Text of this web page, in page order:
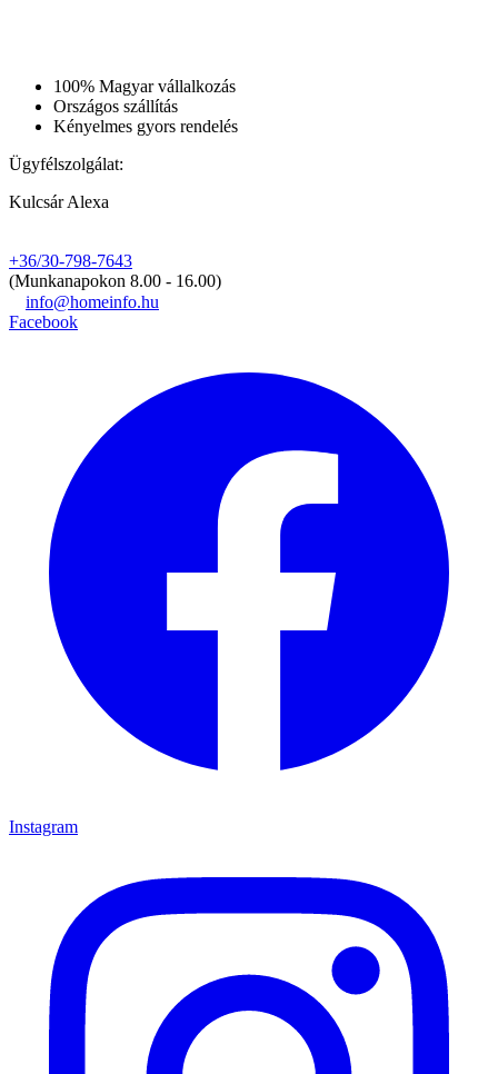
100% Magyar vállalkozás
Országos szállítás
Kényelmes gyors rendelés
Ügyfélszolgálat:
Kulcsár Alexa
+36/30-798-7643
(Munkanapokon 8.00 - 16.00)
info@homeinfo.hu
Facebook
Instagram